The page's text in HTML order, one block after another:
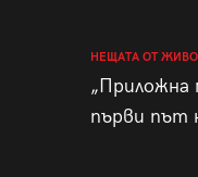
НЕЩАТА ОТ
„Приложна
първи път